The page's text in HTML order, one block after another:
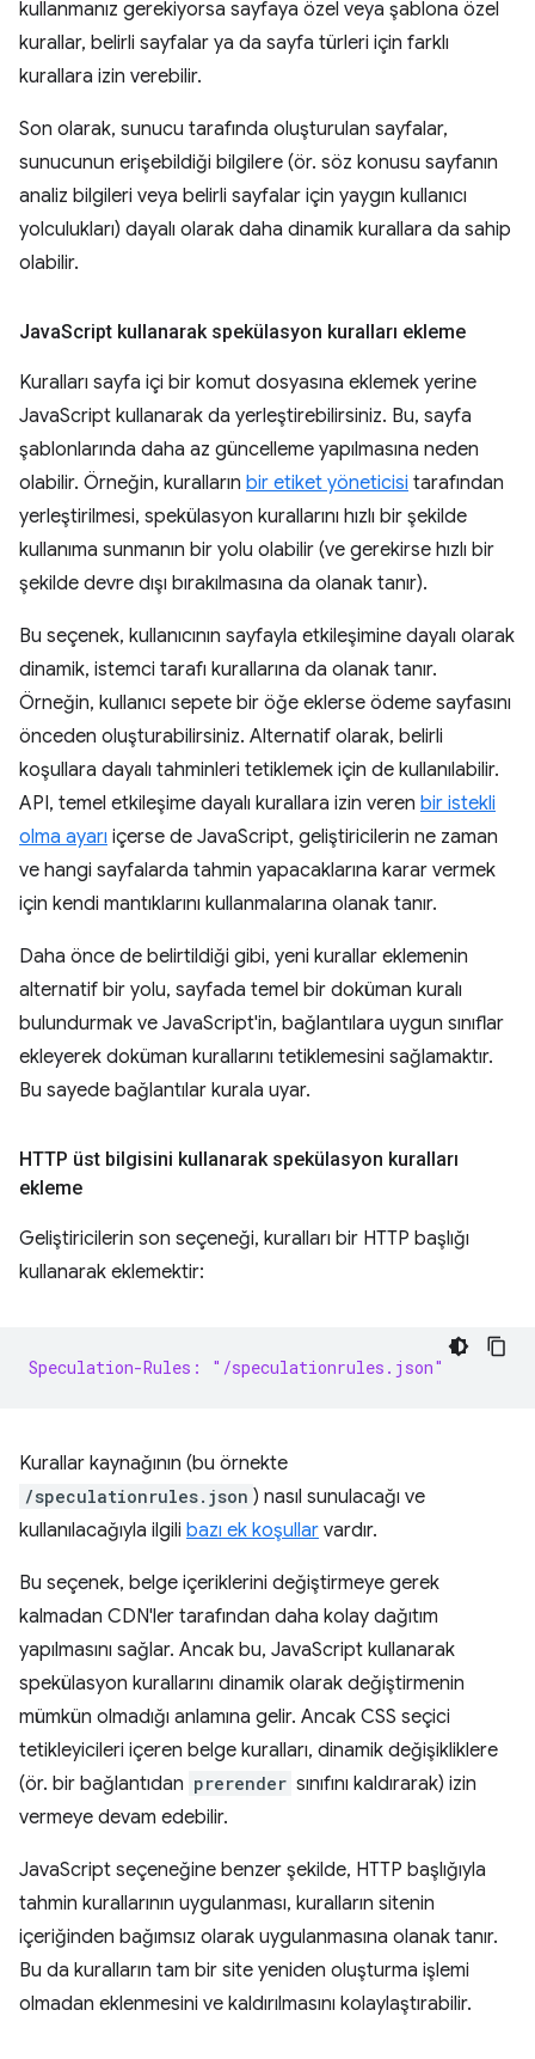
kullanmanız gerekiyorsa sayfaya özel veya şablona özel
kurallar, belirli sayfalar ya da sayfa türleri için farklı
kurallara izin verebilir.
Son olarak, sunucu tarafında oluşturulan sayfalar,
sunucunun erişebildiği bilgilere (ör. söz konusu sayfanın
analiz bilgileri veya belirli sayfalar için yaygın kullanıcı
yolculukları) dayalı olarak daha dinamik kurallara da sahip
olabilir.
JavaScript kullanarak spekülasyon kuralları ekleme
Kuralları sayfa içi bir komut dosyasına eklemek yerine
JavaScript kullanarak da yerleştirebilirsiniz. Bu, sayfa
şablonlarında daha az güncelleme yapılmasına neden
olabilir. Örneğin, kuralların bir etiket yöneticisi tarafından
yerleştirilmesi, spekülasyon kurallarını hızlı bir şekilde
kullanıma sunmanın bir yolu olabilir (ve gerekirse hızlı bir
şekilde devre dışı bırakılmasına da olanak tanır).
Bu seçenek, kullanıcının sayfayla etkileşimine dayalı olarak
dinamik, istemci tarafı kurallarına da olanak tanır.
Örneğin, kullanıcı sepete bir öğe eklerse ödeme sayfasını
önceden oluşturabilirsiniz. Alternatif olarak, belirli
koşullara dayalı tahminleri tetiklemek için de kullanılabilir.
API, temel etkileşime dayalı kurallara izin veren bir istekli
olma ayarı içerse de JavaScript, geliştiricilerin ne zaman
ve hangi sayfalarda tahmin yapacaklarına karar vermek
için kendi mantıklarını kullanmalarına olanak tanır.
Daha önce de belirtildiği gibi, yeni kurallar eklemenin
alternatif bir yolu, sayfada temel bir doküman kuralı
bulundurmak ve JavaScript'in, bağlantılara uygun sınıflar
ekleyerek doküman kurallarını tetiklemesini sağlamaktır.
Bu sayede bağlantılar kurala uyar.
HTTP üst bilgisini kullanarak spekülasyon kuralları
ekleme
Geliştiricilerin son seçeneği, kuralları bir HTTP başlığı
kullanarak eklemektir:
Speculation-Rules: "/speculationrules.json"
Kurallar kaynağının (bu örnekte
/speculationrules.json ) nasıl sunulacağı ve
kullanılacağıyla ilgili bazı ek koşullar vardır.
Bu seçenek, belge içeriklerini değiştirmeye gerek
kalmadan CDN'ler tarafından daha kolay dağıtım
yapılmasını sağlar. Ancak bu, JavaScript kullanarak
spekülasyon kurallarını dinamik olarak değiştirmenin
mümkün olmadığı anlamına gelir. Ancak CSS seçici
tetikleyicileri içeren belge kuralları, dinamik değişikliklere
(ör. bir bağlantıdan prerender sınıfını kaldırarak) izin
vermeye devam edebilir.
JavaScript seçeneğine benzer şekilde, HTTP başlığıyla
tahmin kurallarının uygulanması, kuralların sitenin
içeriğinden bağımsız olarak uygulanmasına olanak tanır.
Bu da kuralların tam bir site yeniden oluşturma işlemi
olmadan eklenmesini ve kaldırılmasını kolaylaştırabilir.